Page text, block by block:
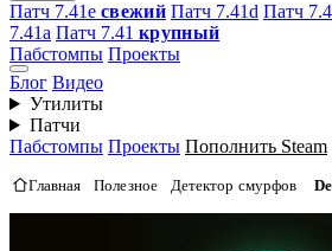
Патч 7.41e свежий Патч 7.41d Патч
7.41а Патч 7.41 крупный
Пабстомпы Проекты
Блог Видео
Утилиты
Патчи
Пабстомпы Проекты Пополнить Steam
Главная Полезное Детектор смурфов